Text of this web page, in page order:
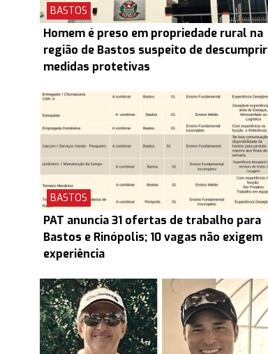
BASTOS
Homem é preso em propriedade rural na
região de Bastos suspeito de descumprir
medidas protetivas
BASTOS
PAT anuncia 31 ofertas de trabalho para
Bastos e Rinópolis; 10 vagas não exigem
experiência